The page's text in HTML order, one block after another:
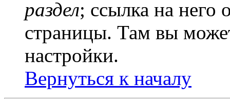
раздел; ссылка на него
страницы. Там вы
настройки.
Вернуться к началу